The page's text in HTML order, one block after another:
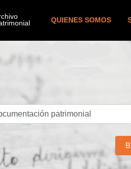
QUIENES SOMOS